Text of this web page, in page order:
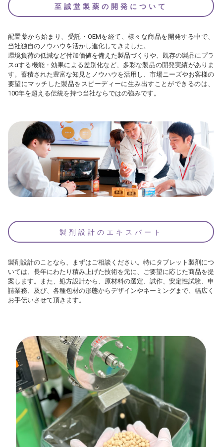
至誠堂製薬の開発について
配置薬から始まり、受託・OEMを経て、様々な商品を開発する中で、
当社独自のノウハウを活かし進化してきました。
環境負荷の低減など付加価値を備えた製品づくりや、既存の製品にプラ
スαする機能・効果による差別化など、多彩な製品の開発実績がありま
す。蓄積された豊富な知見とノウハウを活用し、市場ニーズやお客様の
要望にマッチした製品をスピーディーに生み出すことができるのは、
100年を超える伝統を持つ当社ならではの強みです。
製剤設計のエキスパート
製剤設計のことなら、まずはご相談ください。特にタブレット製剤につ
いては、長年にわたり積み上げた技術を元に、ご要望に応じた商品を提
案します。また、処方設計から、原材料の選定、試作、安定性試験、申
請業務、及び、各種包材の形態からデザインやネーミングまで、幅広く
お手伝いさせて頂きます。